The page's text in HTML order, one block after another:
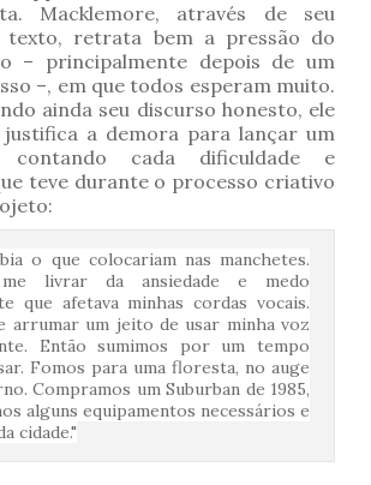
Macklemore, através de seu
texto, retrata bem a pressão do
– principalmente depois de um
–, em que todos esperam muito.
ainda seu discurso honesto, ele
a demora para lançar um
contando cada dificuldade e
teve durante o processo criativo
o que colocariam nas manchetes.
livrar da ansiedade e medo
que afetava minhas cordas vocais.
arrumar um jeito de usar minha voz
Então sumimos por um tempo
Fomos para uma floresta, no auge
Compramos um Suburban de 1985,
alguns equipamentos necessários e
cidade."